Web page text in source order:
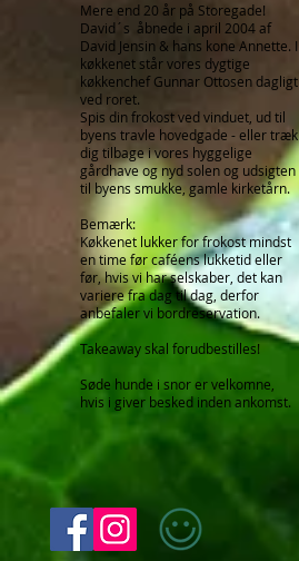
Mere end 20 år på Storegade!
David´s åbnede i april 2004 af
David Jensin & hans kone Annette​. I
køkkenet står vores dygtige
køkkenchef Gunnar Ottosen dagligt
ved roret.
Spis din frokost ved vinduet, ud til
byens travle hovedgade - eller træk
dig tilbage i vores hyggelige
gårdhave og nyd solen og udsigten
til byens smukke, gamle kirketårn.
Bemærk:
Køkkenet lukker for frokost mindst
en time før caféens lukketid eller
før, hvis vi har selskaber, det kan
variere fra dag til dag, derfor
anbefaler vi bordreservation.
Takeaway skal forudbestilles!
Søde hunde i snor er velkomne,
hvis i giver besked inden ankomst.